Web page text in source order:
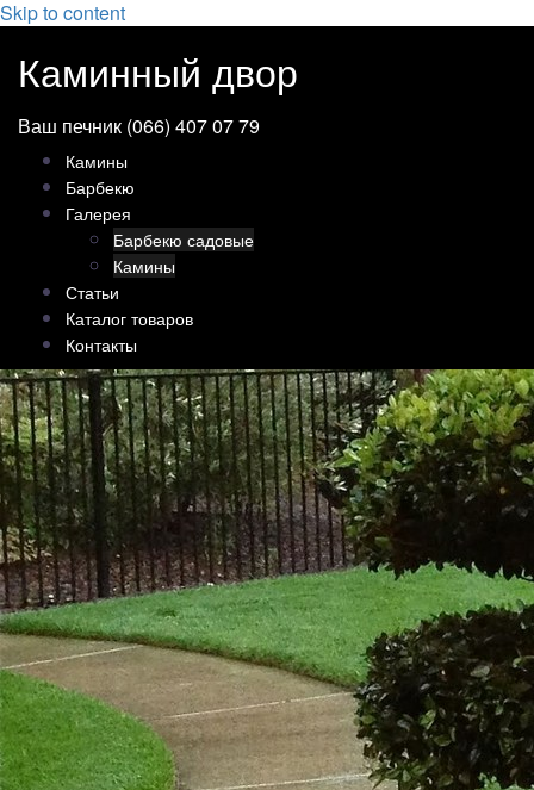
Skip to content
Каминный двор
Ваш печник (066) 407 07 79
Камины
Барбекю
Галерея
Барбекю садовые
Камины
Статьи
Каталог товаров
Контакты